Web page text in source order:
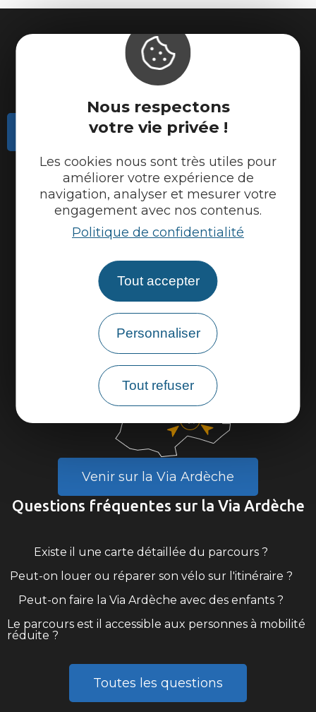
Nous respectons
votre vie privée !
Les cookies nous sont très utiles pour
améliorer votre expérience de
navigation, analyser et mesurer votre
engagement avec nos contenus.
Politique de confidentialité
Tout accepter
Personnaliser
Tout refuser
Contactez-nous
Actualités
Météo
Marque Accueil Vélo
Espace presse
Espace pro
Partenaires
Venir sur la Via Ardèche
Questions fréquentes sur la Via Ardèche
Existe il une carte détaillée du parcours ?
Peut-on louer ou réparer son vélo sur l'itinéraire ?
Peut-on faire la Via Ardèche avec des enfants ?
Le parcours est il accessible aux personnes à mobilité
réduite ?
Toutes les questions